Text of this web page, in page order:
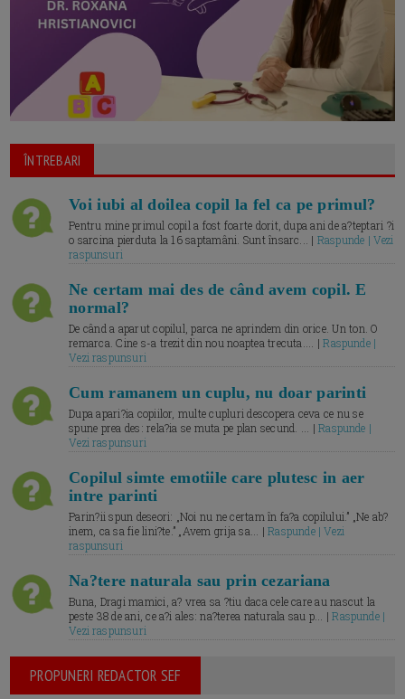
ÎNTREBARI
Voi iubi al doilea copil la fel ca pe primul?
Pentru mine primul copil a fost foarte dorit, dupa ani de a?teptari ?i
o sarcina pierduta la 16 saptamâni. Sunt însarc... | Raspunde | Vezi
raspunsuri
Ne certam mai des de când avem copil. E
normal?
De când a aparut copilul, parca ne aprindem din orice. Un ton. O
remarca. Cine s-a trezit din nou noaptea trecuta.... |Raspunde |
Vezi raspunsuri
Cum ramanem un cuplu, nu doar parinti
Dupa apari?ia copiilor, multe cupluri descopera ceva ce nu se
spune prea des: rela?ia se muta pe plan secund. ... |Raspunde |
Vezi raspunsuri
Copilul simte emotiile care plutesc in aer
intre parinti
Parin?ii spun deseori: „Noi nu ne certam în fa?a copilului.” „Ne ab?
inem, ca sa fie lini?te.” „Avem grija sa... |Raspunde | Vezi
raspunsuri
Na?tere naturala sau prin cezariana
Buna, Dragi mamici, a? vrea sa ?tiu daca cele care au nascut la
peste 38 de ani, ce a?i ales: na?terea naturala sau p... |Raspunde |
Vezi raspunsuri
PROPUNERI REDACTOR SEF